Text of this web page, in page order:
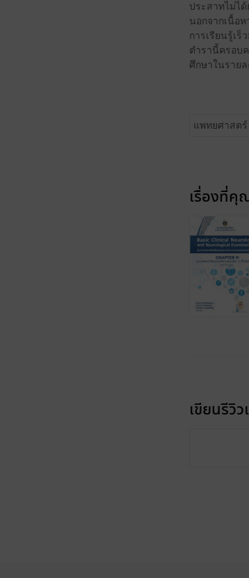
ประสาทไม่ไ
นอกจากเนื้อ
การเรียนรู้เ
ตำรานี้ครอบ
ศึกษาในรายล
แพทยศาสตร์
เรื่องที่คุ
เขียนรีวิ